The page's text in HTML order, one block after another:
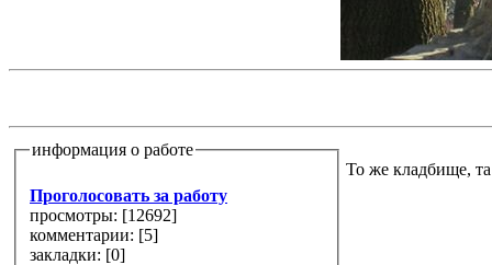
информация о работе
Проголосовать за работу
просмотры: [12692]
комментарии: [5]
закладки: [0]
То же кладбище,